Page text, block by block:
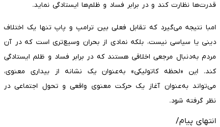
قدرت‌ها نظارت کند و در برابر فساد و ظلم‌ها ایستادگی نماید.
امبا نتیجه می‌گیرد که تقابل فعلی بین ترامپ و پاپ تنها یک اختلاف
دینی یا سیاسی نیست، بلکه نمادی از بحران وسیع‌تری است که در آن
مردم به‌دنبال مرجعی اخلاقی هستند که در برابر فساد و ظلم ایستادگی
کند. این «لحظه کاتولیکی» به‌عنوان یک نشانه از بیداری معنوی،
می‌تواند به‌عنوان آغاز یک حرکت معنوی واقعی و تحول اجتماعی در
نظر گرفته شود.
انتهای پیام/